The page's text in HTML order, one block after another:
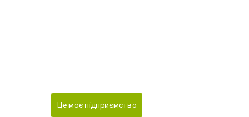
Це моє підприємство